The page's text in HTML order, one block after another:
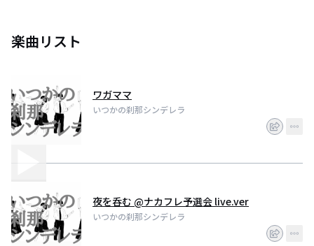
楽曲リスト
ワガママ
いつかの刹那シンデレラ
夜を呑む @ナカフレ予選会 live.ver
いつかの刹那シンデレラ